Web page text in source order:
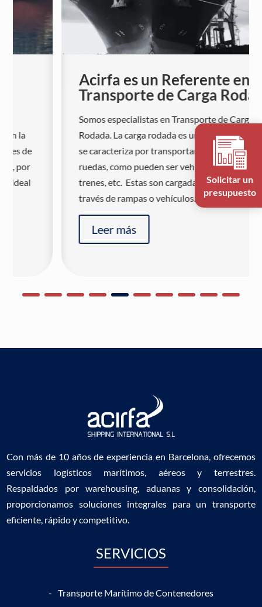
Acirfa es un Referente en el
Transporte de Carga Rodada.
Somos especialistas en Transporte de Carga
Rodada. La carga rodada es un tipo de buque que
se caracteriza por transportar mercancías de
ruedas, como pueden ser vehículos, camiones,
trenes, etc. Estas son cargadas y descargadas a
través de rampas o vehículos...
Con más de 10 años de experiencia en Barcelona, ofrecemos
servicios logísticos marítimos, aéreos y terrestres.
Respaldados por warehousing, aduanas y consolidación,
proporcionamos soluciones integrales para un transporte
eficiente, rápido y competitivo.
SERVICIOS
Transporte Marítimo de Contenedores
Solicitar un
presupuesto